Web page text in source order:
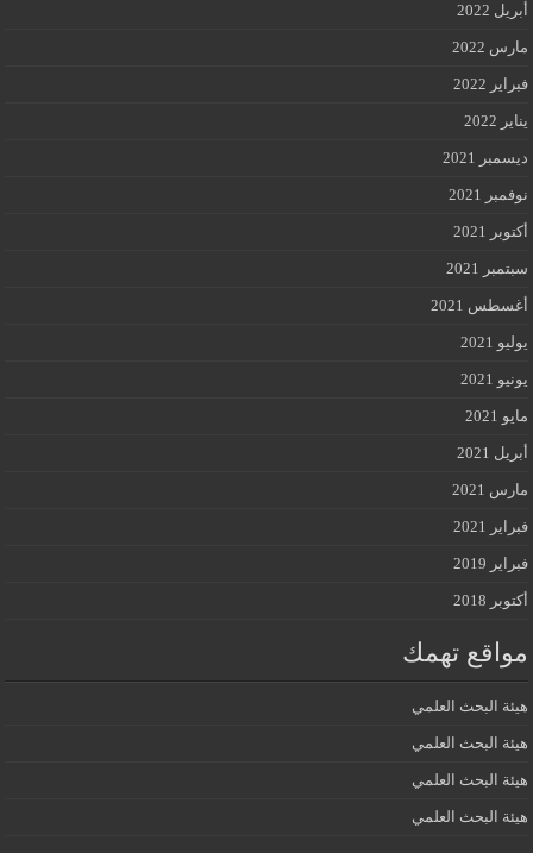
أبريل 2022
مارس 2022
فبراير 2022
يناير 2022
ديسمبر 2021
نوفمبر 2021
أكتوبر 2021
سبتمبر 2021
أغسطس 2021
يوليو 2021
يونيو 2021
مايو 2021
أبريل 2021
مارس 2021
فبراير 2021
فبراير 2019
أكتوبر 2018
مواقع تهمك
هيئة البحث العلمي
هيئة البحث العلمي
هيئة البحث العلمي
هيئة البحث العلمي